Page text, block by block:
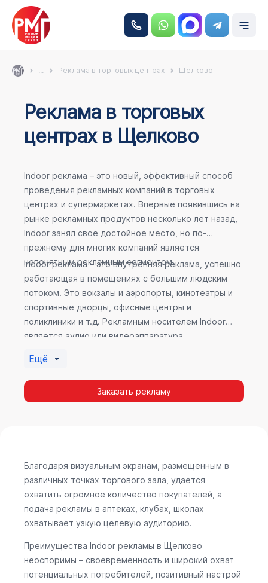
... Реклама в торговых центрах Щелково
Реклама в торговых
центрах в Щелково
Indoor реклама – это новый, эффективный способ
проведения рекламных компаний в торговых
центрах и супермаркетах. Впервые появившись на
рынке рекламных продуктов несколько лет назад,
Indoor занял свое достойное место, но по-
прежнему для многих компаний является
непонятным рекламным сегментом.
Indoor реклама – это внутренняя реклама, успешно
работающая в помещениях с большим людским
потоком. Это вокзалы и аэропорты, кинотеатры и
спортивные дворцы, офисные центры и
поликлиники и т.д. Рекламным носителем Indoor
является аудио или видеоаппаратура,
эффективность приносит такой вид рекламы в
местах продаж, поскольку воздействие на
покупателя в момент выбора товара наиболее
Indoor рекламы.
Ещё
Заказать рекламу
Благодаря визуальным экранам, размещенным в
различных точках торгового зала, удается
охватить огромное количество покупателей, а
подача рекламы в аптеках, клубах, школах
охватывает узкую целевую аудиторию.
Преимущества Indoor рекламы в Щелково
неоспоримы – своевременность и широкий охват
потенциальных потребителей, позитивный настрой